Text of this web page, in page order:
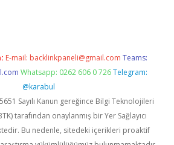
E-mail: backlinkpaneli@gmail.com Teams:
Whatsapp: 0262 606 0 726 Telegram:
@karabul
Sayılı Kanun gereğince Bilgi Teknolojileri
tarafından onaylanmış bir Yer Sağlayıcı
Bu nedenle, sitedeki içerikleri proaktif